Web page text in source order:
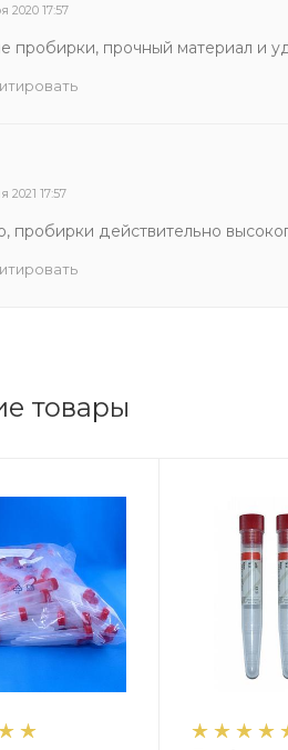
2020 17:57
пробирки, прочный материал и
2021 17:57
пробирки действительно
товары